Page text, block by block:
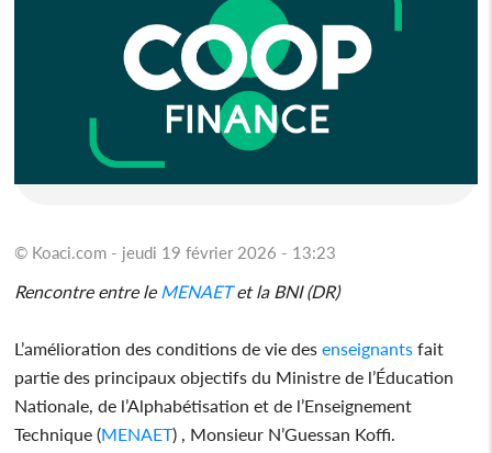
© Koaci.com - jeudi 19 février 2026 - 13:23
Rencontre entre le MENAETet la BNI (DR)
L’amélioration des conditions de vie desenseignants fait
partie des principaux objectifs du Ministre de l’Éducation
Nationale, de l’Alphabétisation et de l’Enseignement
Technique (MENAET) , Monsieur N’Guessan Koffi.